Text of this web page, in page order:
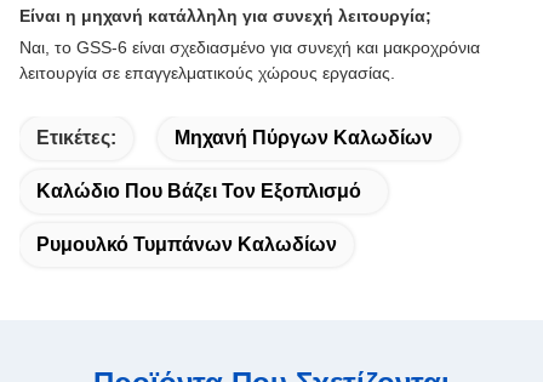
Είναι η μηχανή κατάλληλη για συνεχή λειτουργία;
Ναι, το GSS-6 είναι σχεδιασμένο για συνεχή και μακροχρόνια
λειτουργία σε επαγγελματικούς χώρους εργασίας.
Ετικέτες: Μηχανή Πύργων Καλωδίων
Καλώδιο Που Βάζει Τον Εξοπλισμό
Ρυμουλκό Τυμπάνων Καλωδίων